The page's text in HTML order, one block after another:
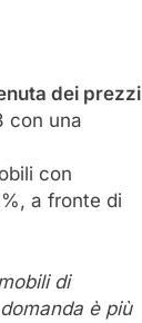
dei prezzi
con una
con
a fronte di
di
è più